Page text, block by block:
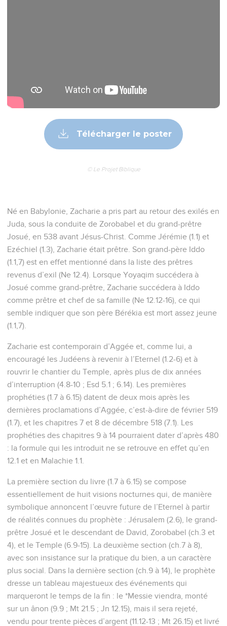
Télécharger le poster
© Le Projet Biblique
Né en Babylonie, Zacharie a pris part au retour des exilés en
Juda, sous la conduite de Zorobabel et du grand-prêtre
Josué, en 538 avant Jésus-Christ. Comme Jérémie (1.1) et
Ezéchiel (1.3), Zacharie était prêtre. Son grand-père Iddo
(1.1,7) est en effet mentionné dans la liste des prêtres
revenus d’exil (Ne 12.4). Lorsque Yoyaqim succédera à
Josué comme grand-prêtre, Zacharie succédera à Iddo
comme prêtre et chef de sa famille (Ne 12.12-16), ce qui
semble indiquer que son père Bérékia est mort assez jeune
(1.1,7).
Zacharie est contemporain d’Aggée et, comme lui, a
encouragé les Judéens à revenir à l’Eternel (1.2-6) et à
rouvrir le chantier du Temple, après plus de dix années
d’interruption (4.8-10 ; Esd 5.1 ; 6.14). Les premières
prophéties (1.7 à 6.15) datent de deux mois après les
dernières proclamations d’Aggée, c’est-à-dire de février 519
(1.7), et les chapitres 7 et 8 de décembre 518 (7.1). Les
prophéties des chapitres 9 à 14 pourraient dater d’après 480
: la formule qui les introduit ne se retrouve en effet qu’en
12.1 et en Malachie 1.1.
La première section du livre (1.7 à 6.15) se compose
essentiellement de huit visions nocturnes qui, de manière
symbolique annoncent l’œuvre future de l’Eternel à partir
de réalités connues du prophète : Jérusalem (2.6), le grand-
prêtre Josué et le descendant de David, Zorobabel (ch.3 et
4), et le Temple (6.9-15). La deuxième section (ch.7 à 8),
avec son insistance sur la pratique du bien, a un caractère
plus social. Dans la dernière section (ch.9 à 14), le prophète
dresse un tableau majestueux des événements qui
marqueront le temps de la fin : le *Messie viendra, monté
sur un ânon (9.9 ; Mt 21.5 ; Jn 12.15), mais il sera rejeté,
vendu pour trente pièces d’argent (11.12-13 ; Mt 26.15) et livré